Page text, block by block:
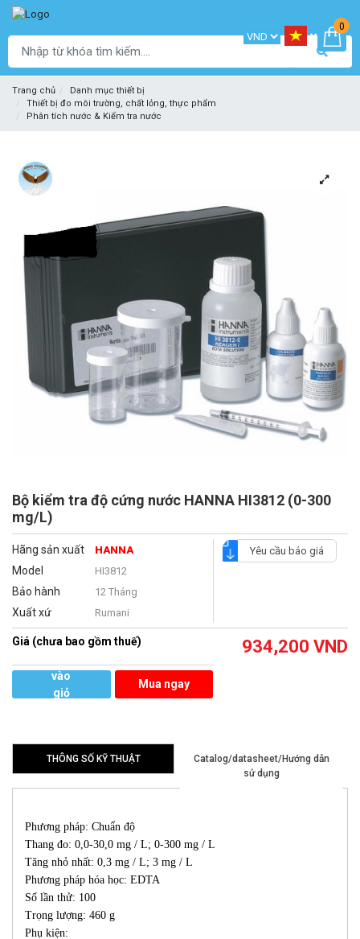
0
Trang chủ
Danh mục thiết bị
Thiết bị đo môi trường, chất lỏng, thực phẩm
Phân tích nước & Kiểm tra nước
Bộ kiểm tra độ cứng nước HANNA HI3812 (0-300
mg/L)
Hãng sản xuất HANNA
Model HI3812
Bảo hành 12 Tháng
Xuất xứ Rumani
Yêu cầu báo giá
Giá (chưa bao gồm thuế) 934,200 VND
vào
giỏ
Mua ngay
THÔNG SỐ KỸ THUẬT
Catalog/datasheet/Hướng dẫn
sử dụng
Phương pháp: Chuẩn độ
Thang đo: 0,0-30,0 mg / L; 0-300 mg / L
Tăng nhỏ nhất: 0,3 mg / L; 3 mg / L
Phương pháp hóa học: EDTA
Số lần thử: 100
Trọng lượng: 460 g
Phụ kiện: